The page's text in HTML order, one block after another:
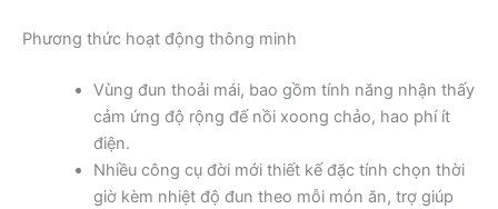
Phương thức hoạt động thông minh
Vùng đun thoải mái, bao gồm tính năng nhận thấy
cảm ứng độ rộng đế nồi xoong chảo, hao phí ít
điện.
Nhiều công cụ đời mới thiết kế đặc tính chọn thời
giờ kèm nhiệt độ đun theo mỗi món ăn, trợ giúp